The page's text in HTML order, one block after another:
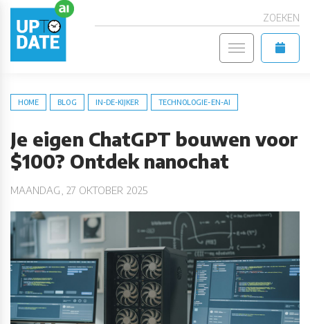
ZOEKEN
HOME BLOG IN-DE-KIJKER TECHNOLOGIE-EN-AI
Je eigen ChatGPT bouwen voor
$100? Ontdek nanochat
MAANDAG, 27 OKTOBER 2025